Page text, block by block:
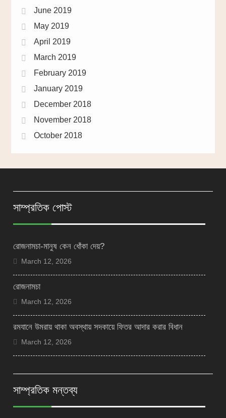
June 2019
May 2019
April 2019
March 2019
February 2019
January 2019
December 2018
November 2018
October 2018
সাম্প্রতিক পোস্ট
রোজনামচা-মানুষ কেন ধোঁকা দেয়?
March 12, 2026
রোজনামচা
March 12, 2026
রমযানে উমরায় থাকা অবস্থায় সদকায়ে ফিতর আদার করার বিধান
March 12, 2026
সাম্প্রতিক মন্তব্য